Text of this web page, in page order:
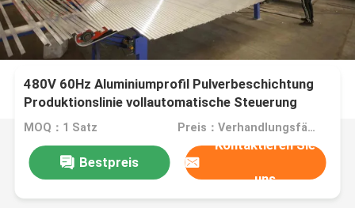
480V 60Hz Aluminiumprofil Pulverbeschichtung
Produktionslinie vollautomatische Steuerung
MOQ：1 Satz Preis：Verhandlungsfähig
Bestpreis
Kontaktieren Sie
uns